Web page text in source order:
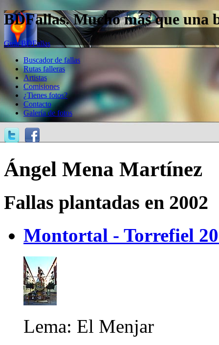
BDFallas. Mucho más que una
Guía BDFallas
Buscador de fallas
Rutas falleras
Artistas
Comisiones
¿Tienes fotos?
Contacto
Galería de fotos
Ángel Mena Martínez
Fallas plantadas en 2002
Montortal - Torrefiel
Lema: El Menjar